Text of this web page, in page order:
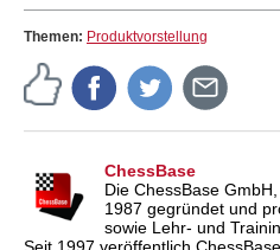
Themen: Produktvorstellung
ChessBase
Die ChessBase
1987 gegründet und
sowie Lehr- und
Seit 1997 veröffentlich